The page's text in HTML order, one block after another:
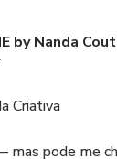
em PDF.
São várias
by Nanda
Criativa
mas pode me